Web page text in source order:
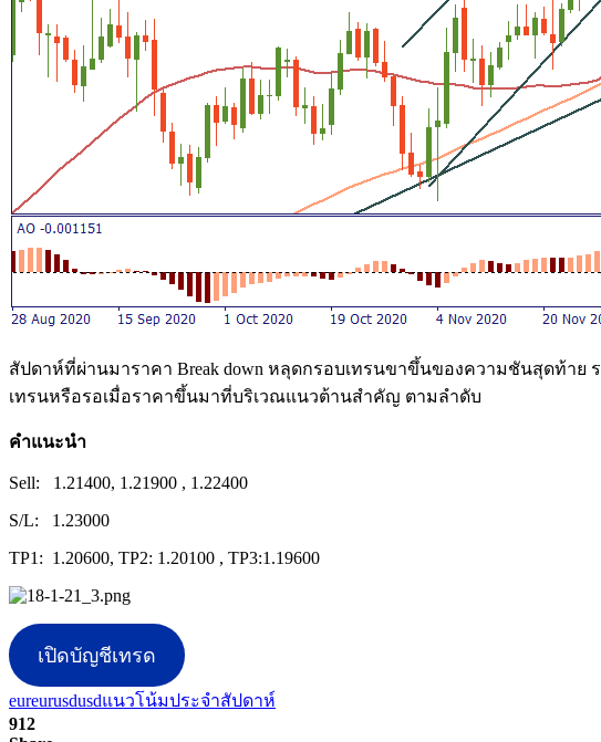
สัปดาห์ที่ผ่านมาราคา Break down หลุดกรอบเทรนขาขึ้นของความชันสุดท้าย ร
เทรนหรือรอเมื่อราคาขึ้นมาที่บริเวณแนวต้านสำคัญ ตามลำดับ
คำแนะนำ
Sell: 1.21400, 1.21900 , 1.22400
S/L: 1.23000
TP1: 1.20600, TP2: 1.20100 , TP3:1.19600
เปิดบัญชีเทรด
eureurusdusdแนวโน้มประจำสัปดาห์
912